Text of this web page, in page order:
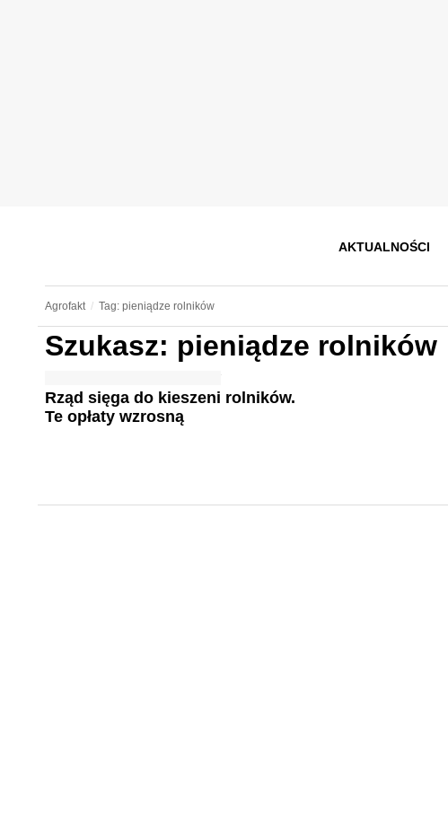
AKTUALNOŚCI
Agrofakt Tag: pieniądze rolników
Szukasz: pieniądze rolników
Rząd sięga do kieszeni rolników.
Te opłaty wzrosną